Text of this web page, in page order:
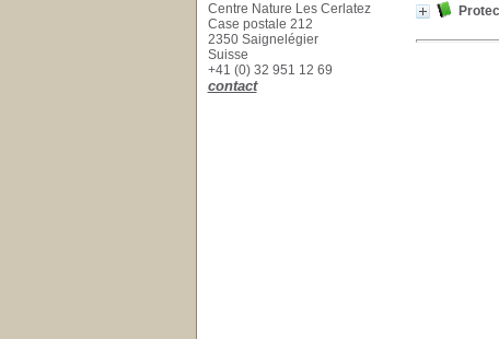
Centre Nature Les Cerlatez
Case postale 212
2350 Saignelégier
Suisse
+41 (0) 32 951 12 69
contact